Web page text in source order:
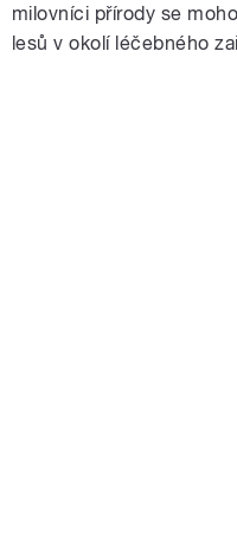
milovníci přírody se
lesů v okolí léčebného